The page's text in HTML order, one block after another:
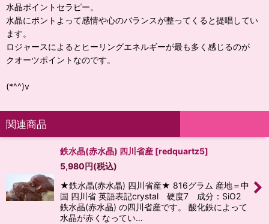
水晶ポイントセラピー。
水晶にポントよって感情や心のバランスが整ってくると提唱してい
ます。
ロジャースによるとヒーリングエネルギーが最も多く感じるのが
クオーツポイントなのです。
(*^^)v
関連商品
鉄水晶(赤水晶) 四川省産 [redquartz5]
5,980円(税込)
★鉄水晶(赤水晶) 四川省産★ 816グラム 産地＝中
国 四川省 英語表記crystal 硬度7 成分：SiO2
鉄水晶(赤水晶) の四川省産です。 酸化鉄によって
水晶が赤くなってい…